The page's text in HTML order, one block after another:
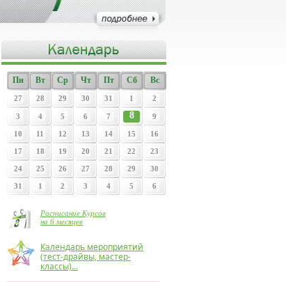
Пн Вт Ср Чт Пт Сб Вс
27 28 29 30 31 1 2
3 4 5 6 7 8 9
10 11 12 13 14 15 16
17 18 19 20 21 22 23
24 25 26 27 28 29 30
31 1 2 3 4 5 6
Расписание Курсов
на 6 месяцев
Календарь мероприятий
(тест-драйвы, мастер-
классы)...